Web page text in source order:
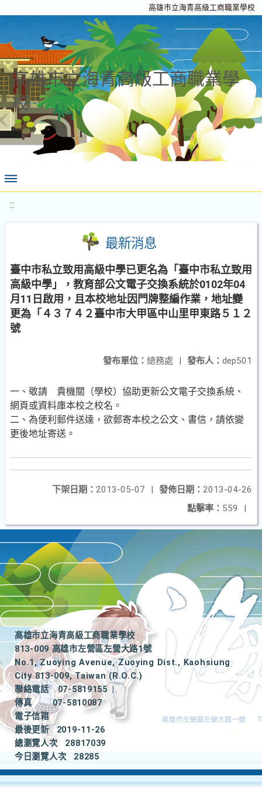
高雄市立海青高級工商職業學校
高雄市立海青高級工商職業學
校
:::
最新消息
臺中市私立致用高級中學已更名為「臺中市私立致用
高級中學」，教育部公文電子交換系統於0102年04
月11日啟用，且本校地址因門牌整編作業，地址變
更為「４３７４２臺中市大甲區中山里甲東路５１２
號
發布人： dep501
發布單位： 總務處 |
一、敬請 貴機關（學校）協助更新公文電子交換系統、
網頁或資料庫本校之校名。
二、為便利郵件送達，欲郵寄本校之公文、書信，請依變
更後地址寄送。
發佈日期： 2013-04-26
下架日期： 2013-05-07
|
點擊率： 559 |
高雄市立海青高級工商職業學校
813-009 高雄市左營區左營大路1號
No.1, Zuoying Avenue, Zuoying Dist., Kaohsiung
City 813-009, Taiwan (R.O.C.)
聯絡電話
07-5819155
|
傳真
07-5810087
電子信箱
最後更新
2019-11-26
總瀏覽人次
28817039
今日瀏覽人次
28285